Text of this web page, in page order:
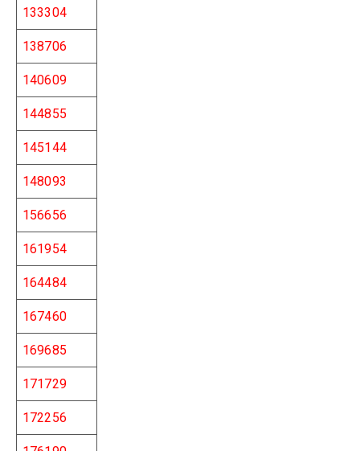
133304
138706
140609
144855
145144
148093
156656
161954
164484
167460
169685
171729
172256